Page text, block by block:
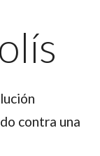
contra una